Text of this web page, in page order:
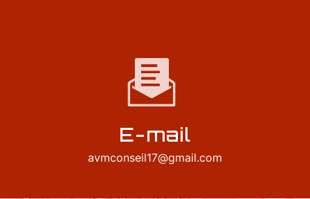
E-mail
avmconseil17@gmail.com